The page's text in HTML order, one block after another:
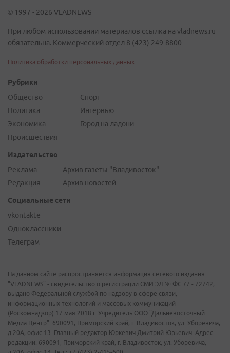
© 1997 - 2026 VLADNEWS
При любом использовании материалов ссылка на vladnews.ru
обязательна. Коммерческий отдел 8 (423) 249-8800
Политика обработки персональных данных
Рубрики
Общество
Политика
Экономика
Происшествия
Спорт
Интервью
Город на ладони
Издательство
Реклама
Редакция
Архив газеты "Владивосток"
Архив новостей
Социальные сети
vkontakte
Одноклассники
Телеграм
На данном сайте распространяется информация сетевого издания
"VLADNEWS" - свидетельство о регистрации СМИ ЭЛ № ФС 77 - 72742,
выдано Федеральной службой по надзору в сфере связи,
информационных технологий и массовых коммуникаций
(Роскомнадзор) 17 мая 2018 г. Учредитель ООО "Дальневосточный
Медиа Центр". 690091, Приморский край, г. Владивосток, ул. Уборевича,
д.20А, офис 13. Главный редактор Юркевич Дмитрий Юрьевич. Адрес
редакции: 690091, Приморский край, г. Владивосток, ул. Уборевича,